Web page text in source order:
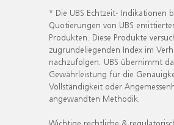
* Die UBS Echtzeit- Indikationen
Quotierungen von UBS
Produkten. Diese Produkte
zugrundeliegenden Index im
nachzufolgen. UBS übernimmt
Gewährleistung für die
Vollständigkeit oder
angewandten Methodik.